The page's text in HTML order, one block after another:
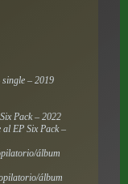
– 2019
Six Pack– 2022
al EP Six Pack–
álbum
álbum